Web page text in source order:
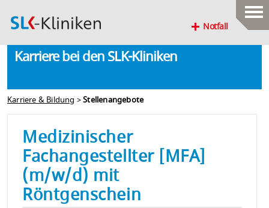
Notfall
Karriere bei den SLK-Kliniken
Karriere & Bildung >Stellenangebote
Medizinischer
Fachangestellter [MFA]
(m/w/d) mit
Röntgenschein